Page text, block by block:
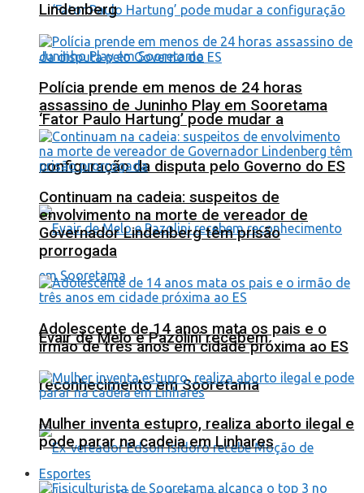
‘Fator Paulo Hartung’ pode mudar a
configuração da disputa pelo Governo do ES
Evair de Melo e Pazolini recebem
reconhecimento em Sooretama
Lindenberg
Polícia prende em menos de 24 horas
assassino de Juninho Play em Sooretama
Continuam na cadeia: suspeitos de
envolvimento na morte de vereador de
Governador Lindenberg têm prisão
prorrogada
Adolescente de 14 anos mata os pais e o
irmão de três anos em cidade próxima ao ES
Mulher inventa estupro, realiza aborto ilegal e
pode parar na cadeia em Linhares
Esportes